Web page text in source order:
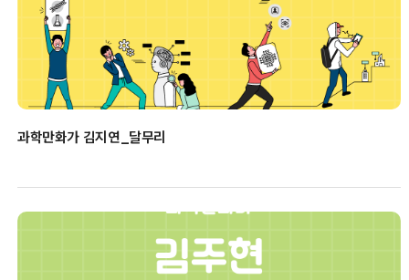
과학만화가 김지연_달무리